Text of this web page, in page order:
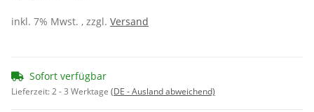
inkl. 7% Mwst. , zzgl. Versand
Sofort verfügbar
Lieferzeit:2 - 3 Werktage (DE - Ausland abweichend)